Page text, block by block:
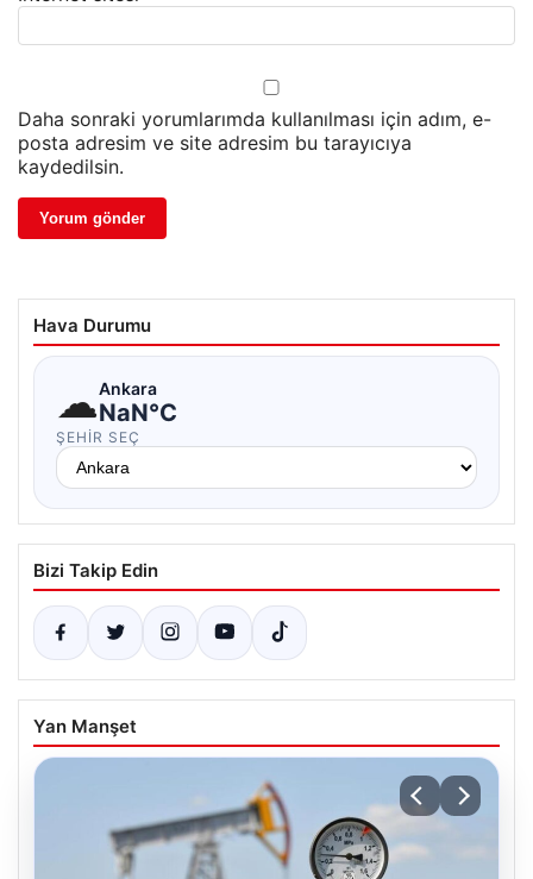
Daha sonraki yorumlarımda kullanılması için adım, e-
posta adresim ve site adresim bu tarayıcıya
kaydedilsin.
Hava Durumu
☁Ankara
NaN°C
ŞEHIR SEÇ
Bizi Takip Edin
Yan Manşet